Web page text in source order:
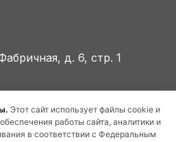
Этот сайт использует файлы cookie и
работы сайта, аналитики и
в соответствии с Федеральным
д. 6, стр. 1
права защищены.